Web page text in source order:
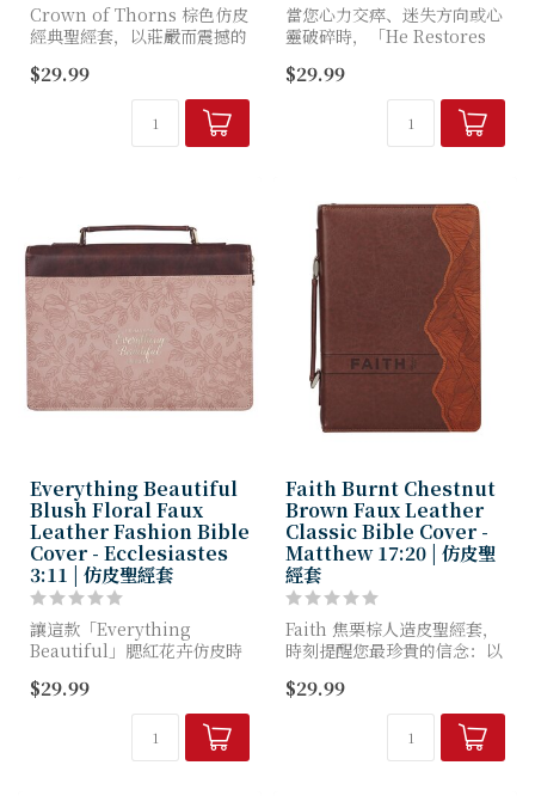
Crown of Thorns 棕色仿皮
經典聖經套，以莊嚴而震撼的
價買來的。將聖經置於這層保
護套中，讓它在破碎與順服的
季節裡，透過祂的...
$29.99
當您心力交瘁、迷失方向或心
靈破碎時，「He Restores
套將為您帶來內心的平靜。它
不僅能保護聖經在攜帶途中免
受損壞，更能伴...
$29.99
Everything Beautiful
Blush Floral Faux
Leather Fashion Bible
Cover - Ecclesiastes
3:11 | 仿皮聖經套
讓這款「Everything
Beautiful」腮紅花卉仿皮時
人困惑，仍要信靠上帝完美的
時機。每次使用這款優雅腮紅
粉聖經套時，它都將...
$29.99
Faith Burnt Chestnut
Brown Faux Leather
Classic Bible Cover -
Matthew 17:20 | 仿皮聖
經套
Faith 焦栗棕人造皮聖經套，
時刻提醒您最珍貴的信念：以
峭難行，前路迷茫不定，請倚
靠神的應許，並以這本承載神
應許的聖經套守護您的聖經...
$29.99